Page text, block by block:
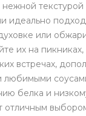
идеально
или
их на
встречах,
любимыми
белка и
отличным